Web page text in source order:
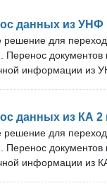
поддержку. Срок
от тарифа. В нашей
Вы можете
заявку, и мы
данных из УНФ
решение для
Перенос документов
информации из
поддержку. Срок
от тарифа. В нашей
Вы можете
заявку, и мы
данных из КА 2
решение для
Перенос документов
информации из